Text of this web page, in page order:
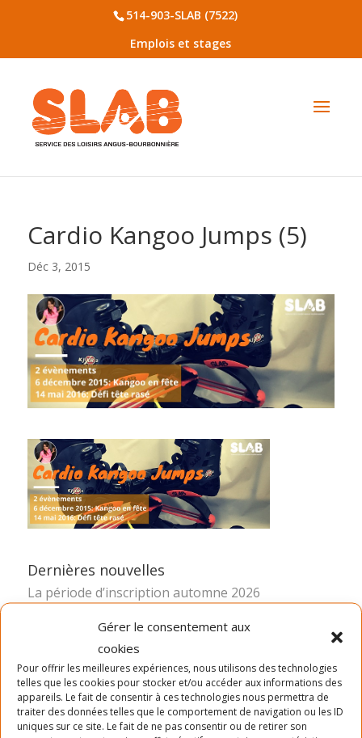
Gérer le consentement aux
cookies
Pour offrir les meilleures expériences, nous utilisons des technologies
telles que les cookies pour stocker et/ou accéder aux informations des
appareils. Le fait de consentir à ces technologies nous permettra de
traiter des données telles que le comportement de navigation ou les ID
uniques sur ce site. Le fait de ne pas consentir ou de retirer son
514-903-SLAB (7522)
Emplois et stages
Cardio Kangoo Jumps (5)
Déc 3, 2015
Dernières nouvelles
La période d’inscription automne 2026
Camp de jour été- distribution des chandails et
Inscription Été 2026